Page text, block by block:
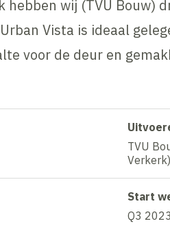
hebben wij (TVU Bouw)
Vista is ideaal
voor de deur en
TVU
Verkerk)
Start
Q3 2023